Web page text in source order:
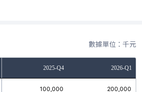
數據單位：千元
2025-Q4 2026-Q1
100,000 200,000